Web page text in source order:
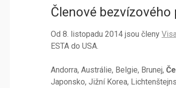
Členové bezvízového
Od 8. listopadu 2014 jsou členy
ESTA do USA.
Andorra, Austrálie, Belgie, Brunej,
Japonsko, Jižní Korea,